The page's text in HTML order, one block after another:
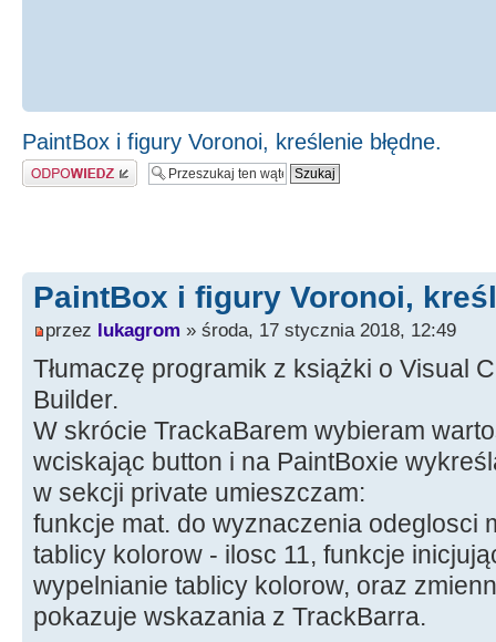
PaintBox i figury Voronoi, kreślenie błędne.
Odpowiedz
PaintBox i figury Voronoi,
przez lukagrom » środa, 17 stycznia 2018, 12:49
Tłumaczę programik z książki o Visual
Builder.
W skrócie TrackaBarem wybieram
wciskając button i na PaintBoxie
w sekcji private umieszczam:
funkcje mat. do wyznaczenia odeglosci
tablicy kolorow - ilosc 11, funkcje
wypelnianie tablicy kolorow, oraz
pokazuje wskazania z TrackBarra.